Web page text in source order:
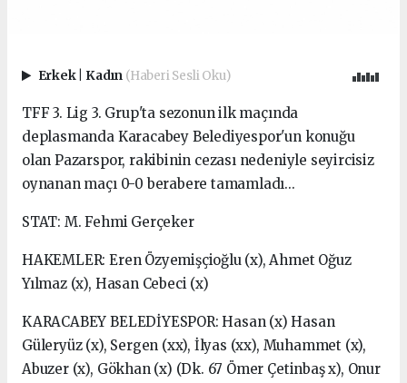
Erkek Kadın (Haberi Sesli Oku)
TFF 3. Lig 3. Grup'ta sezonun ilk maçında
deplasmanda Karacabey Belediyespor'un konuğu
olan Pazarspor, rakibinin cezası nedeniyle seyircisiz
oynanan maçı 0-0 berabere tamamladı...
STAT: M. Fehmi Gerçeker
HAKEMLER: Eren Özyemişçioğlu (x), Ahmet Oğuz
Yılmaz (x), Hasan Cebeci (x)
KARACABEY BELEDİYESPOR: Hasan (x) Hasan
Güleryüz (x), Sergen (xx), İlyas (xx), Muhammet (x),
Abuzer (x), Gökhan (x) (Dk. 67 Ömer Çetinbaş x), Onur